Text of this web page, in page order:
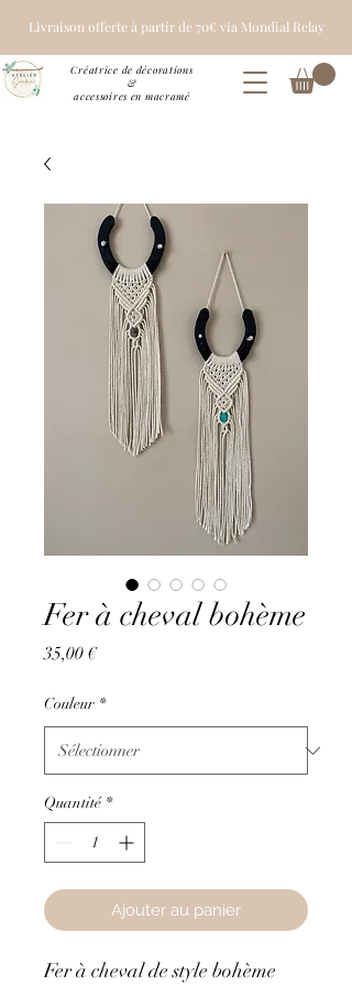
Livraison offerte à partir de 70€ via Mondial Relay
Créatrice de décorations
&
accessoires en macramé
Fer à cheval bohème
35,00 €Prix
Couleur *
Quantité *
Ajouter au panier
Fer à cheval de style bohème